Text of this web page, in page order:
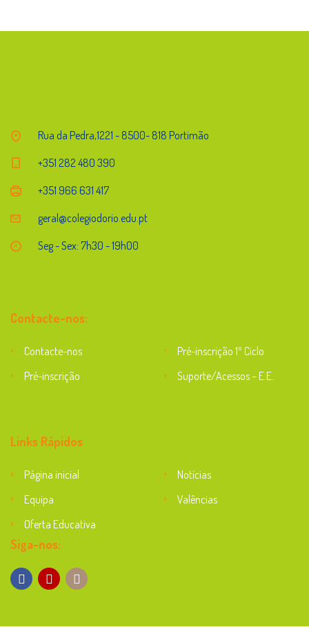
Rua da Pedra,1221 - 8500- 818 Portimão
+351 282 480 390
+351 966 631 417
geral@colegiodorio.edu.pt
Seg - Sex: 7h30 - 19h00
Contacte-nos:
Contacte-nos
Pré-inscrição 1º Ciclo
Pré-inscrição
Suporte/Acessos – E.E.
Links Rápidos
Página inicial
Notícias
Equipa
Valências
Oferta Educativa
Siga-nos: